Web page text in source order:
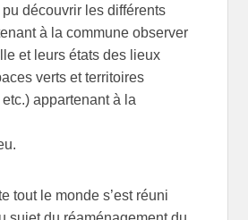
découvrir les différents
à la commune observer
et leurs états des lieux
verts et territoires
appartenant à la
tout le monde s’est réuni